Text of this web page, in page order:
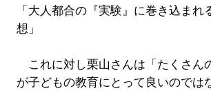
「大人都合の『実験』に巻き込まれ
想」
これに対し栗山さんは「たくさん
が子どもの教育にとって良いのでは